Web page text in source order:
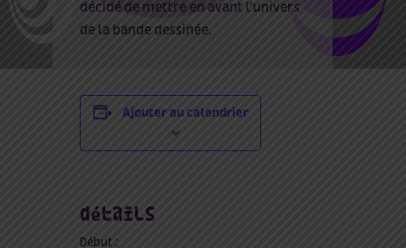
décidé de mettre en avant l’univers
de la bande dessinée.
Ajouter au calendrier
détails
Début :